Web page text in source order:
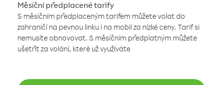
Měsíční předplacené tarify
S měsíčním předplaceným tarifem můžete volat do
zahraničí na pevnou linku i na mobil za nízké ceny. Tarif si
nemusíte obnovovat. S měsíčním předplatným můžete
ušetřit za volání, které už využíváte